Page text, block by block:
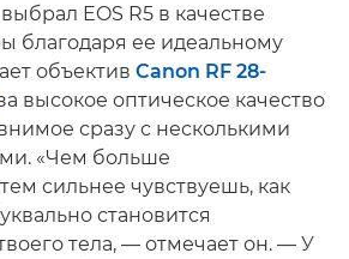
EOS R5 в качестве
благодаря ее идеальному
объектив Canon RF 28-
высокое оптическое качество
сразу с несколькими
«Чем больше
сильнее чувствуешь, как
становится
тела, — отмечает он. — У